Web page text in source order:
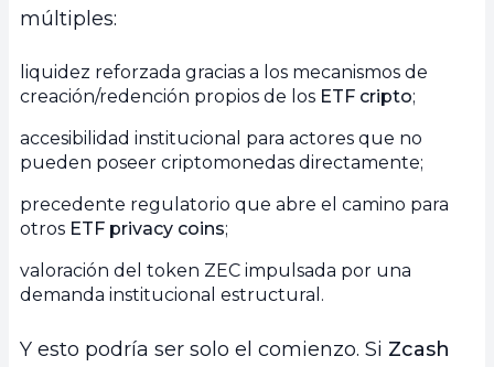
múltiples:
liquidez reforzada gracias a los mecanismos de
creación/redención propios de los ETF cripto;
accesibilidad institucional para actores que no
pueden poseer criptomonedas directamente;
precedente regulatorio que abre el camino para
otros ETF privacy coins;
valoración del token ZEC impulsada por una
demanda institucional estructural.
Y esto podría ser solo el comienzo. Si Zcash